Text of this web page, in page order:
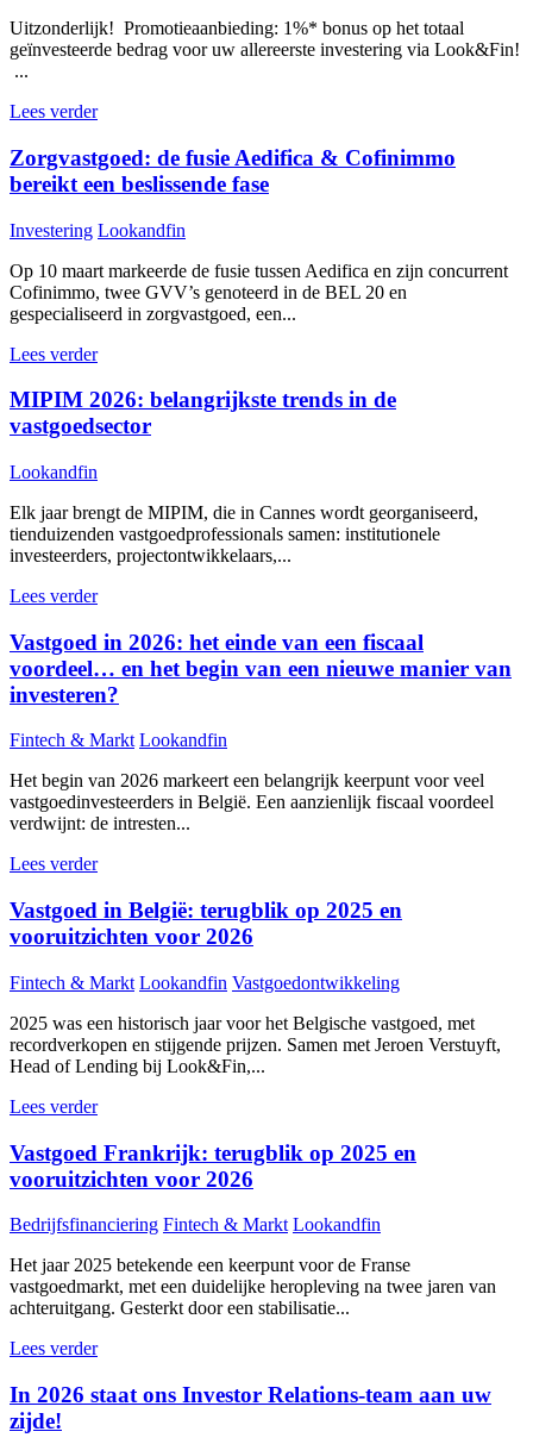
Uitzonderlijk! Promotieaanbieding: 1%* bonus op het totaal
geïnvesteerde bedrag voor uw allereerste investering via Look&Fin!
...
Lees verder
Zorgvastgoed: de fusie Aedifica & Cofinimmo
bereikt een beslissende fase
Investering Lookandfin
Op 10 maart markeerde de fusie tussen Aedifica en zijn concurrent
Cofinimmo, twee GVV’s genoteerd in de BEL 20 en
gespecialiseerd in zorgvastgoed, een...
Lees verder
MIPIM 2026: belangrijkste trends in de
vastgoedsector
Lookandfin
Elk jaar brengt de MIPIM, die in Cannes wordt georganiseerd,
tienduizenden vastgoedprofessionals samen: institutionele
investeerders, projectontwikkelaars,...
Lees verder
Vastgoed in 2026: het einde van een fiscaal
voordeel… en het begin van een nieuwe manier van
investeren?
Fintech & Markt Lookandfin
Het begin van 2026 markeert een belangrijk keerpunt voor veel
vastgoedinvesteerders in België. Een aanzienlijk fiscaal voordeel
verdwijnt: de intresten...
Lees verder
Vastgoed in België: terugblik op 2025 en
vooruitzichten voor 2026
Fintech & Markt Lookandfin Vastgoedontwikkeling
2025 was een historisch jaar voor het Belgische vastgoed, met
recordverkopen en stijgende prijzen. Samen met Jeroen Verstuyft,
Head of Lending bij Look&Fin,...
Lees verder
Vastgoed Frankrijk: terugblik op 2025 en
vooruitzichten voor 2026
Bedrijfsfinanciering Fintech & Markt Lookandfin
Het jaar 2025 betekende een keerpunt voor de Franse
vastgoedmarkt, met een duidelijke heropleving na twee jaren van
achteruitgang. Gesterkt door een stabilisatie...
Lees verder
In 2026 staat ons Investor Relations-team aan uw
zijde!